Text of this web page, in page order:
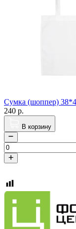
Сумка (шоппер)
240 р.
В корзину